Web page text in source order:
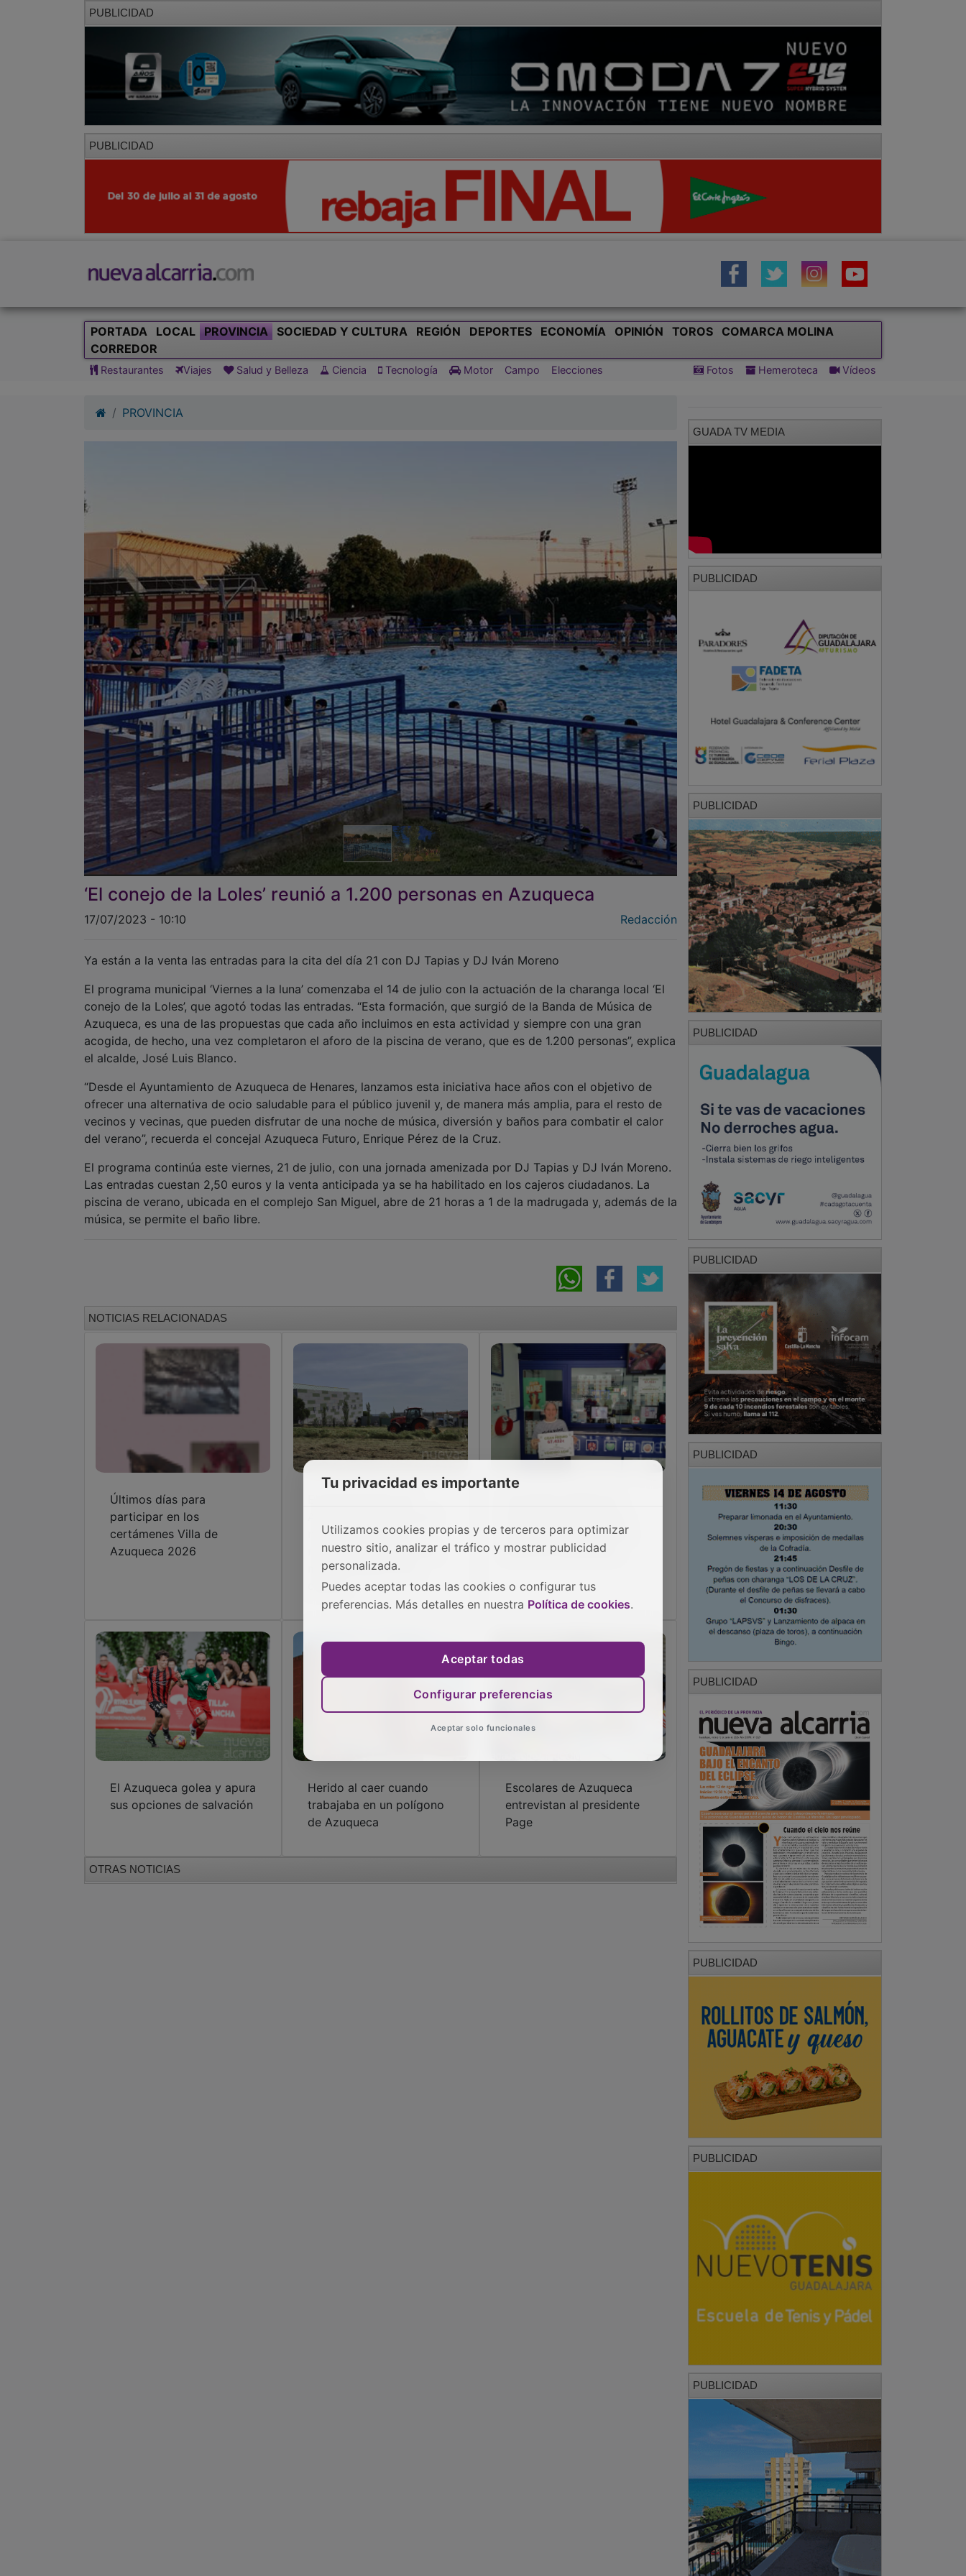
PUBLICIDAD
PUBLICIDAD
PORTADA LOCAL PROVINCIA SOCIEDAD Y CULTURA REGIÓN DEPORTES ECONOMÍA OPINIÓN TOROS
COMARCA MOLINA
CORREDOR
Restaurantes Viajes Salud y Belleza Ciencia Tecnología Motor Campo Elecciones Fotos Hemeroteca Vídeos
PROVINCIA
‘El conejo de la Loles’ reunió a 1.200 personas en Azuqueca
17/07/2023 - 10:10 Redacción
Ya están a la venta las entradas para la cita del día 21 con DJ Tapias y DJ Iván Moreno
El programa municipal ‘Viernes a la luna’ comenzaba el 14 de julio con la actuación de la charanga local ‘El
conejo de la Loles’, que agotó todas las entradas. “Esta formación, que surgió de la Banda de Música de
Azuqueca, es una de las propuestas que cada año incluimos en esta actividad y siempre con una gran
acogida, de hecho, una vez completaron el aforo de la piscina de verano, que es de 1.200 personas”, explica
el alcalde, José Luis Blanco.
“Desde el Ayuntamiento de Azuqueca de Henares, lanzamos esta iniciativa hace años con el objetivo de
ofrecer una alternativa de ocio saludable para el público juvenil y, de manera más amplia, para el resto de
vecinos y vecinas, que pueden disfrutar de una noche de música, diversión y baños para combatir el calor
del verano”, recuerda el concejal Azuqueca Futuro, Enrique Pérez de la Cruz.
El programa continúa este viernes, 21 de julio, con una jornada amenizada por DJ Tapias y DJ Iván Moreno.
Las entradas cuestan 2,50 euros y la venta anticipada ya se ha habilitado en los cajeros ciudadanos. La
piscina de verano, ubicada en el complejo San Miguel, abre de 21 horas a 1 de la madrugada y, además de la
música, se permite el baño libre.
NOTICIAS RELACIONADAS
Últimos días para
participar en los
certámenes Villa de
Azuqueca 2026
nuevo tractor para
reforzar los trabajos de
mantenimiento en la
ciudad
reparte más de 67.000
euros en la Bonoloto
El Azuqueca golea y apura
sus opciones de salvación
Herido al caer cuando
trabajaba en un polígono
de Azuqueca
Escolares de Azuqueca
entrevistan al presidente
Page
OTRAS NOTICIAS
GUADA TV MEDIA
PUBLICIDAD
PUBLICIDAD
PUBLICIDAD
PUBLICIDAD
PUBLICIDAD
PUBLICIDAD
PUBLICIDAD
PUBLICIDAD
PUBLICIDAD
Tu privacidad es importante
Utilizamos cookies propias y de terceros para optimizar
nuestro sitio, analizar el tráfico y mostrar publicidad
personalizada.
Puedes aceptar todas las cookies o configurar tus
preferencias. Más detalles en nuestra Política de cookies.
Aceptar todas
Configurar preferencias
Aceptar solo funcionales